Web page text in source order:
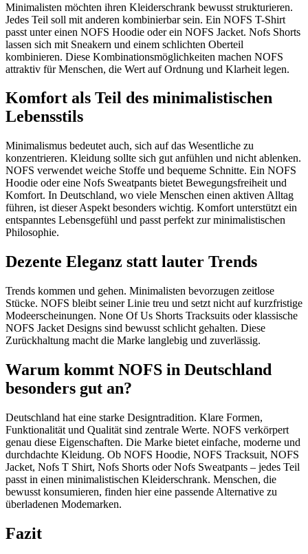
Minimalisten möchten ihren Kleiderschrank bewusst strukturieren.
Jedes Teil soll mit anderen kombinierbar sein. Ein NOFS T-Shirt
passt unter einen NOFS Hoodie oder ein NOFS Jacket. Nofs Shorts
lassen sich mit Sneakern und einem schlichten Oberteil
kombinieren. Diese Kombinationsmöglichkeiten machen NOFS
attraktiv für Menschen, die Wert auf Ordnung und Klarheit legen.
Komfort als Teil des minimalistischen
Lebensstils
Minimalismus bedeutet auch, sich auf das Wesentliche zu
konzentrieren. Kleidung sollte sich gut anfühlen und nicht ablenken.
NOFS verwendet weiche Stoffe und bequeme Schnitte. Ein NOFS
Hoodie oder eine Nofs Sweatpants bietet Bewegungsfreiheit und
Komfort. In Deutschland, wo viele Menschen einen aktiven Alltag
führen, ist dieser Aspekt besonders wichtig. Komfort unterstützt ein
entspanntes Lebensgefühl und passt perfekt zur minimalistischen
Philosophie.
Dezente Eleganz statt lauter Trends
Trends kommen und gehen. Minimalisten bevorzugen zeitlose
Stücke. NOFS bleibt seiner Linie treu und setzt nicht auf kurzfristige
Modeerscheinungen. None Of Us Shorts Tracksuits oder klassische
NOFS Jacket Designs sind bewusst schlicht gehalten. Diese
Zurückhaltung macht die Marke langlebig und zuverlässig.
Warum kommt NOFS in Deutschland
besonders gut an?
Deutschland hat eine starke Designtradition. Klare Formen,
Funktionalität und Qualität sind zentrale Werte. NOFS verkörpert
genau diese Eigenschaften. Die Marke bietet einfache, moderne und
durchdachte Kleidung. Ob NOFS Hoodie, NOFS Tracksuit, NOFS
Jacket, Nofs T Shirt, Nofs Shorts oder Nofs Sweatpants – jedes Teil
passt in einen minimalistischen Kleiderschrank. Menschen, die
bewusst konsumieren, finden hier eine passende Alternative zu
überladenen Modemarken.
Fazit